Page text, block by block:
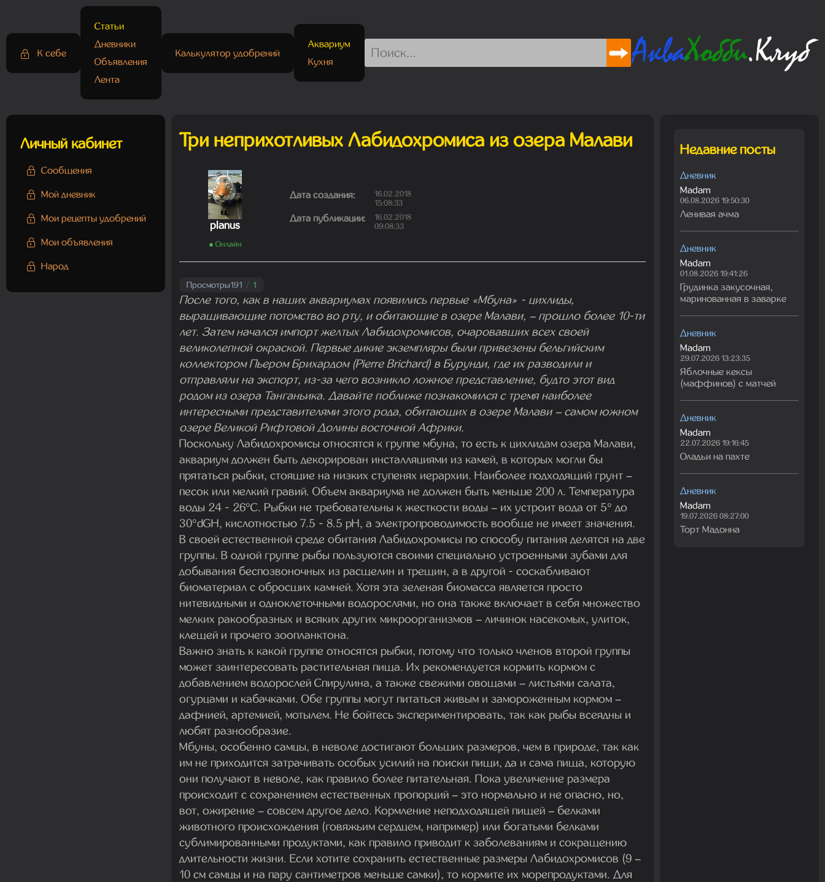
К себе
Статьи
Дневники
Объявления
Лента
Калькулятор удобрений
Аквариум
Кухня
Личный кабинет
Сообщения
Мой дневник
Мои рецепты удобрений
Мои объявления
Народ
Недавние посты
Дневник
Madam
06.08.2026 19:50:30
Ленивая ачма
Дневник
Madam
01.08.2026 19:41:26
Грудинка закусочная,
маринованная в заварке
Дневник
Madam
29.07.2026 13:23:35
Яблочные кексы
(маффинов) с матчей
Дневник
Madam
22.07.2026 19:16:45
Оладьи на пахте
Дневник
Madam
19.07.2026 08:27:00
Торт Мадонна
Три неприхотливых Лабидохромиса из озера Малави
planus
● Онлайн
Дата создания:
16.02.2018
15:08:33
Дата публикации:
16.02.2018
09:08:33
Просмотры191 / 1
После того, как в наших аквариумах появились первые «Мбуна» - цихлиды,
выращивающие потомство во рту, и обитающие в озере Малави, – прошло более 10-ти
лет. Затем начался импорт желтых Лабидохромисов, очаровавших всех своей
великолепной окраской. Первые дикие экземпляры были привезены бельгийским
коллектором Пьером Брихардом (Pierre Brichard) в Бурунди, где их разводили и
отправляли на экспорт, из-за чего возникло ложное представление, будто этот вид
родом из озера Танганьика. Давайте поближе познакомился с тремя наиболее
интересными представителями этого рода, обитающих в озере Малави – самом южном
озере Великой Рифтовой Долины восточной Африки.
Поскольку Лабидохромисы относятся к группе мбуна, то есть к цихлидам озера Малави,
аквариум должен быть декорирован инсталляциями из камей, в которых могли бы
прятаться рыбки, стоящие на низких ступенях иерархии. Наиболее подходящий грунт –
песок или мелкий гравий. Объем аквариума не должен быть меньше 200 л. Температура
воды 24 - 26°C. Рыбки не требовательны к жесткости воды – их устроит вода от 5° до
30°dGH, кислотностью 7.5 - 8.5 pH, а электропроводимость вообще не имеет значения.
В своей естественной среде обитания Лабидохромисы по способу питания делятся на две
группы. В одной группе рыбы пользуются своими специально устроенными зубами для
добывания беспозвоночных из расщелин и трещин, а в другой - соскабливают
биоматериал с обросших камней. Хотя эта зеленая биомасса является просто
нитевидными и одноклеточными водорослями, но она также включает в себя множество
мелких ракообразных и всяких других микроорганизмов – личинок насекомых, улиток,
клещей и прочего зоопланктона.
Важно знать к какой группе относятся рыбки, потому что только членов второй группы
может заинтересовать растительная пища. Их рекомендуется кормить кормом с
добавлением водорослей Спирулина, а также свежими овощами – листьями салата,
огурцами и кабачками. Обе группы могут питаться живым и замороженным кормом –
дафнией, артемией, мотылем. Не бойтесь экспериментировать, так как рыбы всеядны и
любят разнообразие.
Мбуны, особенно самцы, в неволе достигают больших размеров, чем в природе, так как
им не приходится затрачивать особых усилий на поиски пищи, да и сама пища, которую
они получают в неволе, как правило более питательная. Пока увеличение размера
происходит с сохранением естественных пропорций – это нормально и не опасно, но,
вот, ожирение – совсем другое дело. Кормление неподходящей пищей – белками
животного происхождения (говяжьим сердцем, например) или богатыми белками
сублимированными продуктами, как правило приводит к заболеваниям и сокращению
длительности жизни. Если хотите сохранить естественные размеры Лабидохромисов (9 –
10 см самцы и на пару сантиметров меньше самки), то кормите их морепродуктами. Для